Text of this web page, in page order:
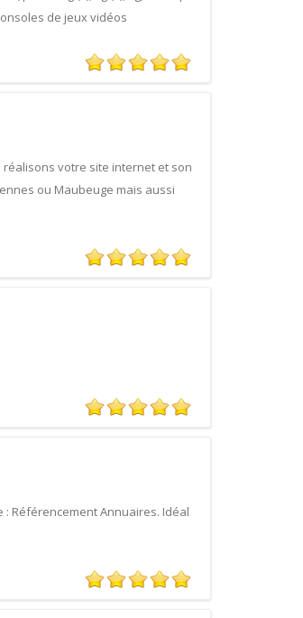
de jeux vidéos
réalisons votre site internet et son
ou Maubeuge mais aussi
Référencement Annuaires. Idéal